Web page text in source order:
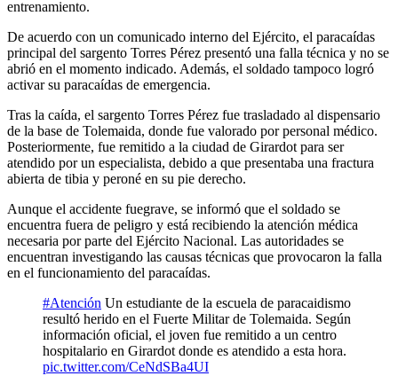
entrenamiento.
De acuerdo con un comunicado interno del Ejército, el paracaídas
principal del sargento Torres Pérez presentó una falla técnica y no se
abrió en el momento indicado. Además, el soldado tampoco logró
activar su paracaídas de emergencia.
Tras la caída, el sargento Torres Pérez fue trasladado al dispensario
de la base de Tolemaida, donde fue valorado por personal médico.
Posteriormente, fue remitido a la ciudad de Girardot para ser
atendido por un especialista, debido a que presentaba una fractura
abierta de tibia y peroné en su pie derecho.
Aunque el accidente fuegrave, se informó que el soldado se
encuentra fuera de peligro y está recibiendo la atención médica
necesaria por parte del Ejército Nacional. Las autoridades se
encuentran investigando las causas técnicas que provocaron la falla
en el funcionamiento del paracaídas.
#Atención Un estudiante de la escuela de paracaidismo
resultó herido en el Fuerte Militar de Tolemaida. Según
información oficial, el joven fue remitido a un centro
hospitalario en Girardot donde es atendido a esta hora.
pic.twitter.com/CeNdSBa4UI